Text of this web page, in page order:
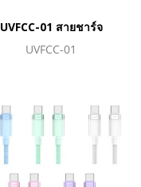
UVFCC-01 สายชาร์จ
UVFCC-01